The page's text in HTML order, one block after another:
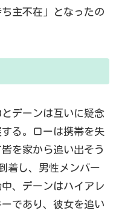
主不在」となったの
デーンは互いに疑念
る。ローは携帯を失
を家から追い出そう
着し、男性メンバー
、デーンはハイアレ
であり、彼女を追い